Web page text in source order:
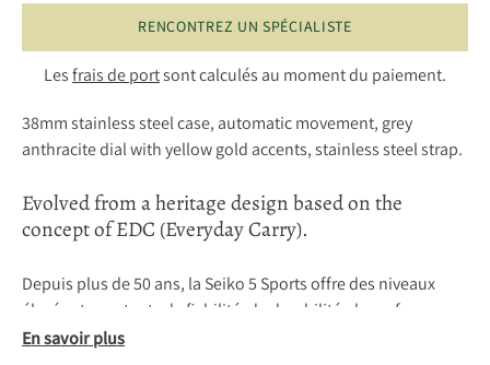
RENCONTREZ UN SPÉCIALISTE
Lesfrais de portsont calculés au moment du paiement.
38mm stainless steel case, automatic movement, grey
anthracite dial with yellow gold accents, stainless steel strap.
Evolved from a heritage design based on the
concept of EDC (Everyday Carry).
Depuis plus de 50 ans, la Seiko 5 Sports offre des niveaux
élevés et constants de fiabilité, de durabilité, de performance
et de valeur qui l'ont rendue populaire auprès des amateurs
En savoir plus